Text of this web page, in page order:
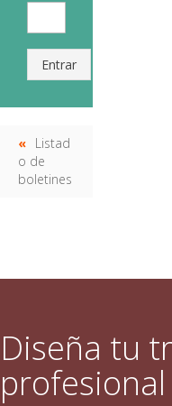
Entrar
Listad
o de
boletines
Diseña tu